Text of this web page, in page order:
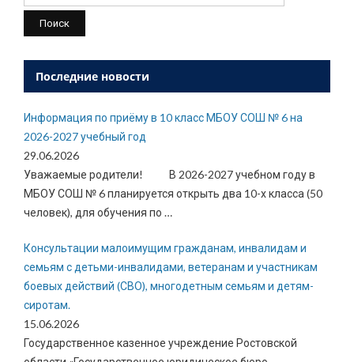
Последние новости
Информация по приёму в 10 класс МБОУ СОШ № 6 на
2026-2027 учебный год
29.06.2026
Уважаемые родители! В 2026-2027 учебном году в
МБОУ СОШ № 6 планируется открыть два 10-х класса (50
человек), для обучения по …
Консультации малоимущим гражданам, инвалидам и
семьям с детьми-инвалидами, ветеранам и участникам
боевых действий (СВО), многодетным семьям и детям-
сиротам.
15.06.2026
Государственное казенное учреждение Ростовской